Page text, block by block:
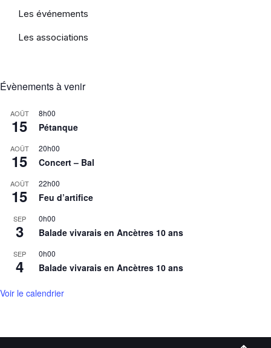
Les événements
Les associations
Évènements à venir
AOÛT
15
8h00
Pétanque
AOÛT
15
20h00
Concert – Bal
AOÛT
15
22h00
Feu d’artifice
SEP
3
0h00
Balade vivarais en Ancètres 10 ans
SEP
4
0h00
Balade vivarais en Ancètres 10 ans
Voir le calendrier